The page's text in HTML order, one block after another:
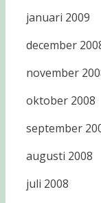
januari 2009
december
november
oktober 2008
september
augusti 2008
juli 2008